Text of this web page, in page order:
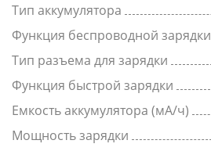
Тип аккумулятора
Функция беспроводной зарядки
Тип разъема для зарядки
Функция быстрой зарядки
Емкость аккумулятора (мА/ч)
Мощность зарядки